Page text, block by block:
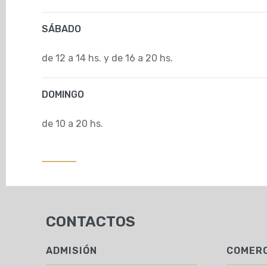
SÁBADO
de 12 a 14 hs. y de 16 a 20 hs.
DOMINGO
de 10 a 20 hs.
CONTACTOS
ADMISIÓN